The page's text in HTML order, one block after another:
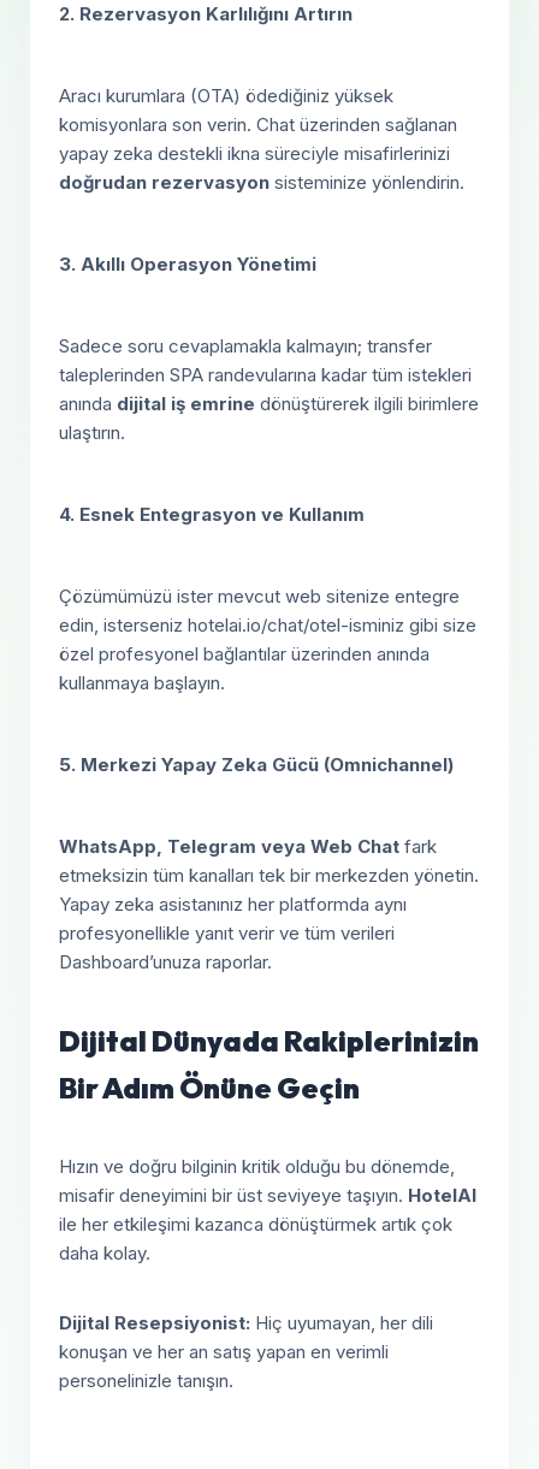
2. Rezervasyon Karlılığını Artırın
Aracı kurumlara (OTA) ödediğiniz yüksek
komisyonlara son verin. Chat üzerinden sağlanan
yapay zeka destekli ikna süreciyle misafirlerinizi
doğrudan rezervasyon sisteminize yönlendirin.
3. Akıllı Operasyon Yönetimi
Sadece soru cevaplamakla kalmayın; transfer
taleplerinden SPA randevularına kadar tüm istekleri
anında dijital iş emrine dönüştürerek ilgili birimlere
ulaştırın.
4. Esnek Entegrasyon ve Kullanım
Çözümümüzü ister mevcut web sitenize entegre
edin, isterseniz hotelai.io/chat/otel-isminiz gibi size
özel profesyonel bağlantılar üzerinden anında
kullanmaya başlayın.
5. Merkezi Yapay Zeka Gücü (Omnichannel)
WhatsApp, Telegram veya Web Chat fark
etmeksizin tüm kanalları tek bir merkezden yönetin.
Yapay zeka asistanınız her platformda aynı
profesyonellikle yanıt verir ve tüm verileri
Dashboard’unuza raporlar.
Dijital Dünyada Rakiplerinizin
Bir Adım Önüne Geçin
Hızın ve doğru bilginin kritik olduğu bu dönemde,
misafir deneyimini bir üst seviyeye taşıyın. HotelAI
ile her etkileşimi kazanca dönüştürmek artık çok
daha kolay.
Dijital Resepsiyonist: Hiç uyumayan, her dili
konuşan ve her an satış yapan en verimli
personelinizle tanışın.